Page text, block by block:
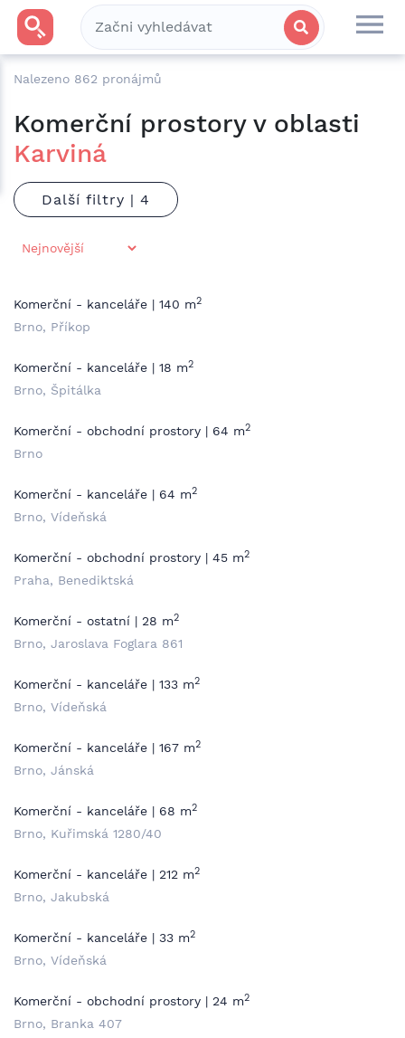
Nalezeno 862 pronájmů
Komerční prostory v oblasti
Karviná
Další filtry |
Komerční - kanceláře | 140 m2
Brno, Příkop
Komerční - kanceláře | 18 m2
Brno, Špitálka
Komerční - obchodní prostory | 64 m2
Brno
Komerční - kanceláře | 64 m2
Brno, Vídeňská
Komerční - obchodní prostory | 45 m2
Praha, Benediktská
Komerční - ostatní | 28 m2
Brno, Jaroslava Foglara 861
Komerční - kanceláře | 133 m2
Brno, Vídeňská
Komerční - kanceláře | 167 m2
Brno, Jánská
Komerční - kanceláře | 68 m2
Brno, Kuřimská 1280/40
Komerční - kanceláře | 212 m2
Brno, Jakubská
Komerční - kanceláře | 33 m2
Brno, Vídeňská
Komerční - obchodní prostory | 24 m2
Brno, Branka 407